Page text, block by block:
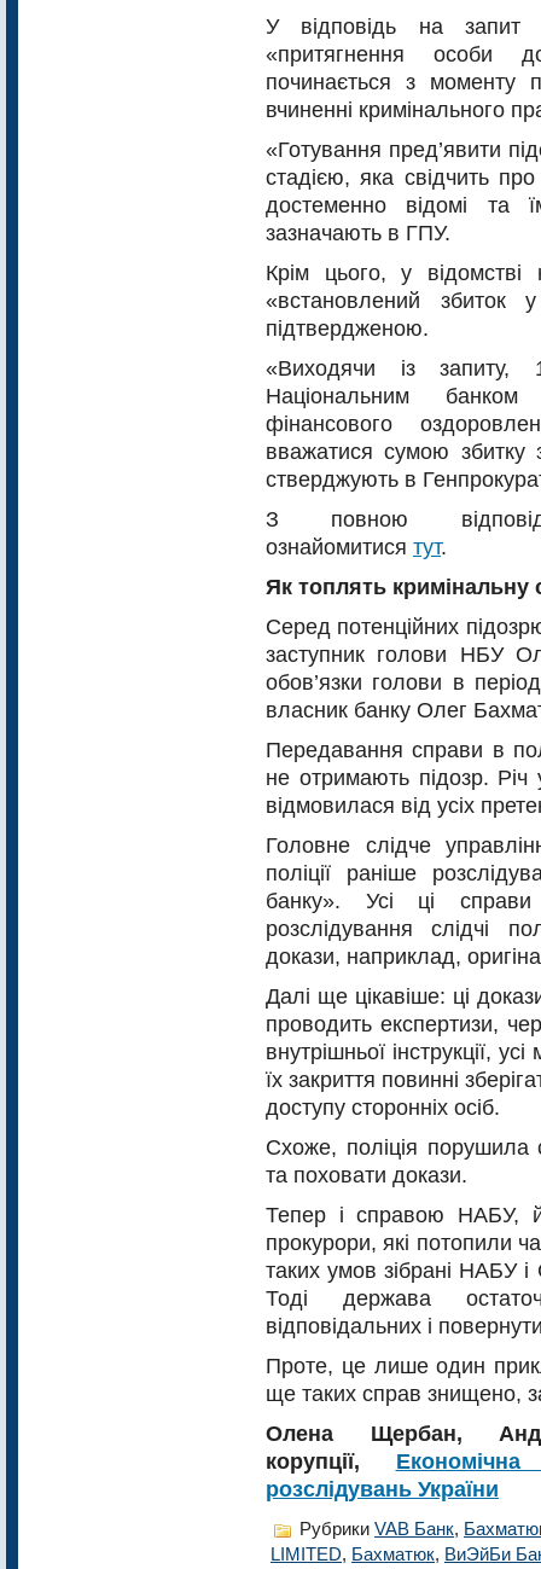
У відповідь на
«притягнення особи до
починається з моменту
вчиненні кримінального
«Готування пред’явити
стадією, яка свідчить
достеменно відомі та
зазначають в ГПУ.
Крім цього, у
«встановлений збиток
підтвердженою.
«Виходячи із
Національним банком
фінансового
вважатися сумою
стверджують в
З повною
ознайомитися тут.
Як топлять кримінальну
Серед потенційних
заступник голови НБУ
обов’язки голови в
власник банку Олег
Передавання справи в
не отримають підозр. Річ
відмовилася від усіх
Головне слідче
поліції раніше
банку». Усі ці
розслідування слідчі
докази, наприклад,
Далі ще цікавіше: ці
проводить експертизи,
внутрішньої інструкції,
їх закриття повинні
доступу сторонніх осіб.
Схоже, поліція
та поховати докази.
Тепер і справою НАБУ,
прокурори, які потопили
таких умов зібрані НАБУ
Тоді держава
відповідальних і
Проте, це лише один
ще таких справ знищено,
Олена Щербан,
корупції,
розслідувань України
Рубрики VAB Банк,
LIMITED, Бахматюк, ВиЭйБи